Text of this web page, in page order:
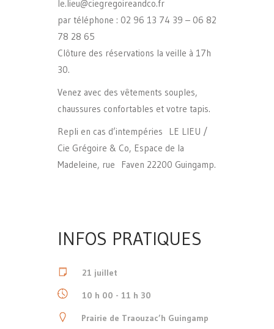
le.lieu@ciegregoireandco.fr
par téléphone : 02 96 13 74 39 – 06 82
78 28 65
Clôture des réservations la veille à 17h
30.
Venez avec des vêtements souples,
chaussures confortables et votre tapis.
Repli en cas d’intempéries LE LIEU /
Cie Grégoire & Co, Espace de la
Madeleine, rue Faven 22200 Guingamp.
INFOS PRATIQUES
21 juillet
10 h 00 - 11 h 30
Prairie de Traouzac’h Guingamp